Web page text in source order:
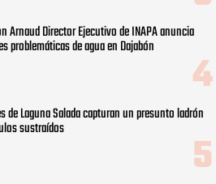
Arnaud Director Ejecutivo de INAPA anuncia
problemáticas de agua en Dajabón
de Laguna Salada capturan un presunto ladrón
sustraídos